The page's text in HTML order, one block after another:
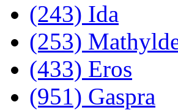
(243) Ida
(253)
(433) Eros
(951) Gaspra